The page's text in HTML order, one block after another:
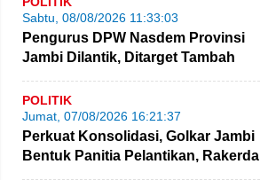
Sabtu, 08/08/2026 11:33:03
Pengurus DPW Nasdem Provinsi
Jambi Dilantik, Ditarget Tambah
POLITIK
Jumat, 07/08/2026 16:21:37
Perkuat Konsolidasi, Golkar Jambi
Bentuk Panitia Pelantikan, Rakerda